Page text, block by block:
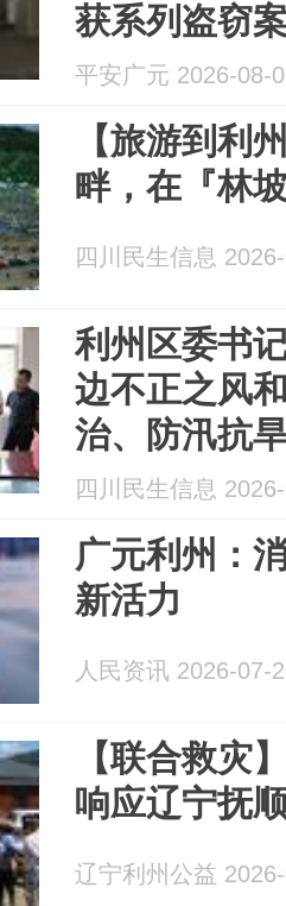
获系列盗窃
平安广元 2026-08-
【旅游到利
畔，在『林
四川民生信息
利州区委书
边不正之风
治、防汛抗
村改造项目
四川民生信息
广元利州：
新活力
人民资讯 2026-07-
【联合救灾
响应辽宁抚
辽宁利州公益